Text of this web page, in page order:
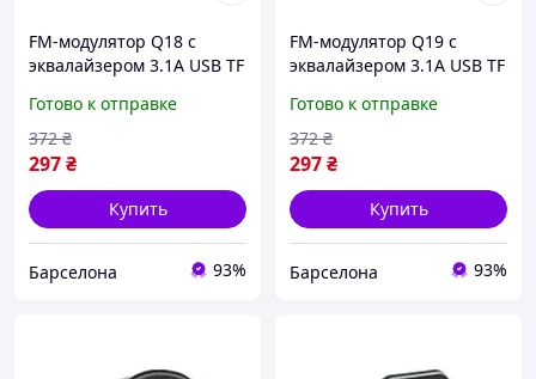
FM-модулятор Q18 с
эквалайзером 3.1A USB TF
Готово к отправке
297₴
372 ₴
Купить
Барселона 93%
FM-модулятор Q19 с
эквалайзером 3.1A USB TF
Готово к отправке
297₴
372 ₴
Купить
Барселона 93%